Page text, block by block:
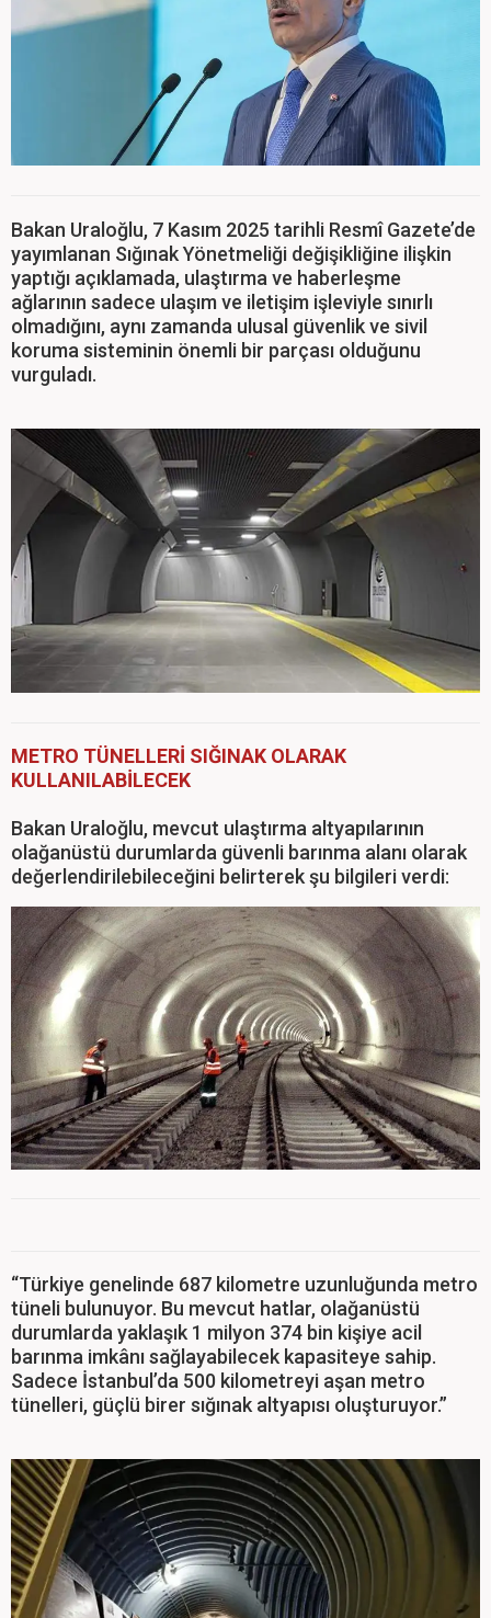
Bakan Uraloğlu, 7 Kasım 2025 tarihli Resmî Gazete’de
yayımlanan Sığınak Yönetmeliği değişikliğine ilişkin
yaptığı açıklamada, ulaştırma ve haberleşme
ağlarının sadece ulaşım ve iletişim işleviyle sınırlı
olmadığını, aynı zamanda ulusal güvenlik ve sivil
koruma sisteminin önemli bir parçası olduğunu
vurguladı.
METRO TÜNELLERİ SIĞINAK OLARAK
KULLANILABİLECEK
Bakan Uraloğlu, mevcut ulaştırma altyapılarının
olağanüstü durumlarda güvenli barınma alanı olarak
değerlendirilebileceğini belirterek şu bilgileri verdi:
“Türkiye genelinde 687 kilometre uzunluğunda metro
tüneli bulunuyor. Bu mevcut hatlar, olağanüstü
durumlarda yaklaşık 1 milyon 374 bin kişiye acil
barınma imkânı sağlayabilecek kapasiteye sahip.
Sadece İstanbul’da 500 kilometreyi aşan metro
tünelleri, güçlü birer sığınak altyapısı oluşturuyor.”